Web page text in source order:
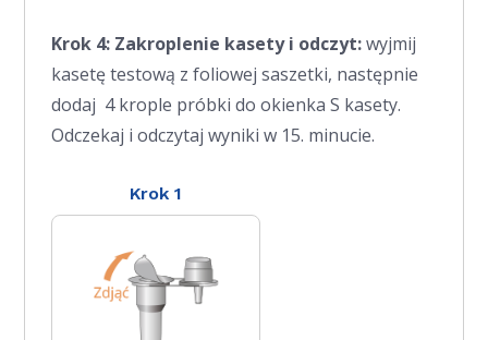
Krok 4: Zakroplenie kasety i odczyt:wyjmij
kasetę testową z foliowej saszetki, następnie
dodaj 4 krople próbki do okienka S kasety.
Odczekaj i odczytaj wyniki w 15. minucie.
Krok 1